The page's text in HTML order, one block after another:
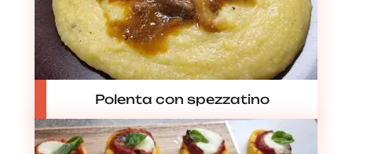
Polenta con spezzatino